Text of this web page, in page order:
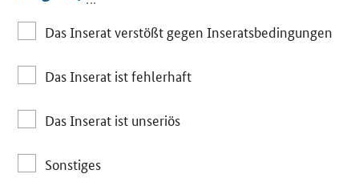
Das Inserat verstößt gegen Inseratsbedingungen
Das Inserat ist fehlerhaft
Das Inserat ist unseriös
Sonstiges